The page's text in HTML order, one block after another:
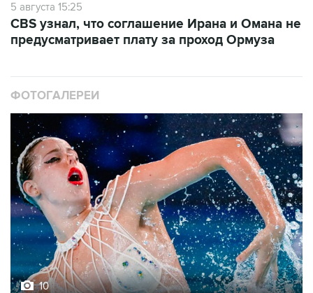
5 августа 15:25
CBS узнал, что соглашение Ирана и Омана не
предусматривает плату за проход Ормуза
ФОТОГАЛЕРЕИ
10